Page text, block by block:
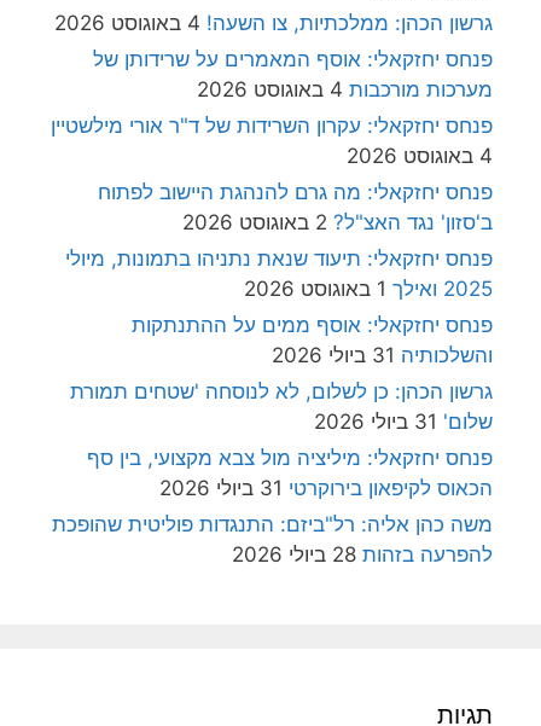
גרשון הכהן: ממלכתיות, צו השעה! 4 באוגוסט 2026
פנחס יחזקאלי: אוסף המאמרים על שרידותן של
מערכות מורכבות 4 באוגוסט 2026
פנחס יחזקאלי: עקרון השרידות של ד"ר אורי מילשטיין
4 באוגוסט 2026
פנחס יחזקאלי: מה גרם להנהגת היישוב לפתוח
ב'סזון' נגד האצ"ל? 2 באוגוסט 2026
פנחס יחזקאלי: תיעוד שנאת נתניהו בתמונות, מיולי
2025 ואילך
1 באוגוסט 2026
פנחס יחזקאלי: אוסף ממים על ההתנתקות
והשלכותיה 31 ביולי 2026
גרשון הכהן: כן לשלום, לא לנוסחה 'שטחים תמורת
שלום' 31 ביולי 2026
פנחס יחזקאלי: מיליציה מול צבא מקצועי, בין סף
הכאוס לקיפאון בירוקרטי 31 ביולי 2026
משה כהן אליה: רל"ביזם: התנגדות פוליטית שהופכת
להפרעה בזהות 28 ביולי 2026
תגיות